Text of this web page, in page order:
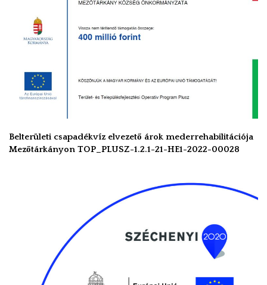
Belterületi csapadékvíz elvezető árok mederrehabilitációja
Mezőtárkányon TOP_PLUSZ-1.2.1-21-HE1-2022-00028